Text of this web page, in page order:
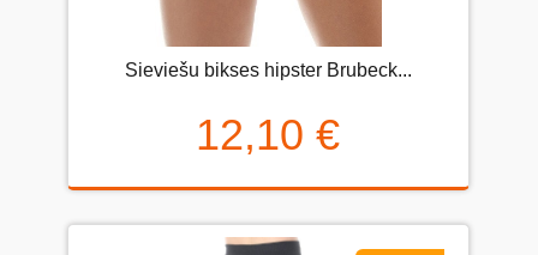
Sieviešu bikses hipster Brubeck...
12,10 €